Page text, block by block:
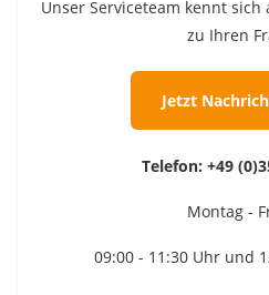
Unser Serviceteam kennt
zu Ihren
Jetzt
Telefon: +49
Montag -
09:00 - 11:30 Uhr und